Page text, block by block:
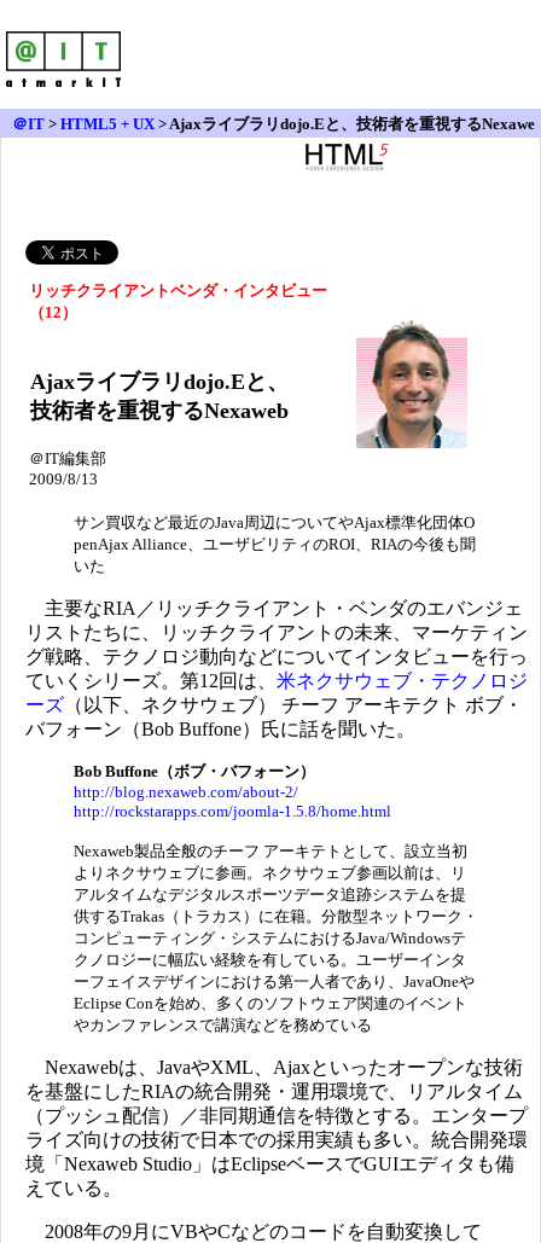
＠IT > HTML5 + UX>Ajaxライブラリdojo.Eと、技術者を重視するNexawe
リッチクライアントベンダ・インタビュー
（12）
Ajaxライブラリdojo.Eと、
技術者を重視するNexaweb
＠IT編集部
2009/8/13
サン買収など最近のJava周辺についてやAjax標準化団体O
penAjax Alliance、ユーザビリティのROI、RIAの今後も聞
いた
主要なRIA／リッチクライアント・ベンダのエバンジェ
リストたちに、リッチクライアントの未来、マーケティン
グ戦略、テクノロジ動向などについてインタビューを行っ
ていくシリーズ。第12回は、 米ネクサウェブ・テクノロジ
ーズ （以下、ネクサウェブ） チーフ アーキテクト ボブ・
バフォーン（Bob Buffone）氏に話を聞いた。
Bob Buffone（ボブ・バフォーン）
http://blog.nexaweb.com/about-2/
http://rockstarapps.com/joomla-1.5.8/home.html
Nexaweb製品全般のチーフ アーキテトとして、設立当初
よりネクサウェブに参画。ネクサウェブ参画以前は、リ
アルタイムなデジタルスポーツデータ追跡システムを提
供するTrakas（トラカス）に在籍。分散型ネットワーク・
コンピューティング・システムにおけるJava/Windowsテ
クノロジーに幅広い経験を有している。ユーザーインタ
ーフェイスデザインにおける第一人者であり、JavaOneや
Eclipse Conを始め、多くのソフトウェア関連のイベント
やカンファレンスで講演などを務めている
Nexawebは、JavaやXML、Ajaxといったオープンな技術
を基盤にしたRIAの統合開発・運用環境で、リアルタイム
（プッシュ配信）／非同期通信を特徴とする。エンタープ
ライズ向けの技術で日本での採用実績も多い。統合開発環
境「Nexaweb Studio」はEclipseベースでGUIエディタも備
えている。
2008年の9月にVBやCなどのコードを自動変換して